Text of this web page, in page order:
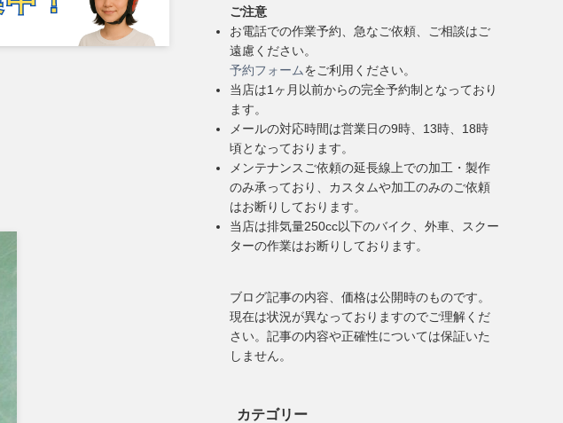
ご注意
お電話での作業予約、急なご依頼、ご相談はご
遠慮ください。
予約フォームをご利用ください。
当店は1ヶ月以前からの完全予約制となっており
ます。
メールの対応時間は営業日の9時、13時、18時
頃となっております。
メンテナンスご依頼の延長線上での加工・製作
のみ承っており、カスタムや加工のみのご依頼
はお断りしております。
当店は排気量250cc以下のバイク、外車、スクー
ターの作業はお断りしております。
ブログ記事の内容、価格は公開時のものです。
現在は状況が異なっておりますのでご理解くだ
さい。記事の内容や正確性については保証いた
しません。
カテゴリー